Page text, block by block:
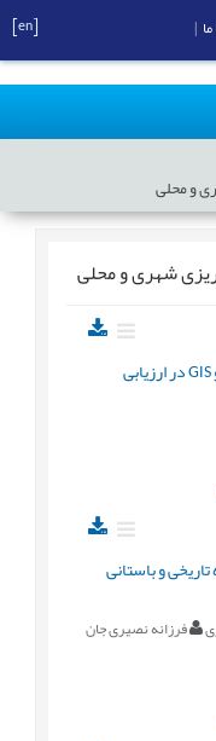
و محلی
شهری و محلی
تلفیق روش تصمیم‌گیری چند معیاره AHP و GIS در ارزیابی
و باستانی
فرزانه نصیری جان